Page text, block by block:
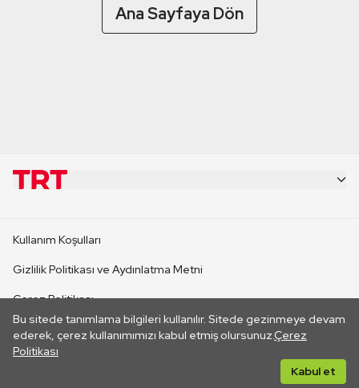
Ana Sayfaya Dön
Bu sitede tanımlama bilgileri kullanılır. Sitede gezinmeye devam
ederek, çerez kullanımımızı kabul etmiş olursunuz.Çerez
Politikası
Kabul et
CANLI YAYINLAR
Kullanım Koşulları
Gizlilik Politikası ve Aydınlatma Metni
Çerez Politikası
İletişim
Her hakkı saklıdır. ©2026 TRT. Bağlantı yoluyla gidilen dış